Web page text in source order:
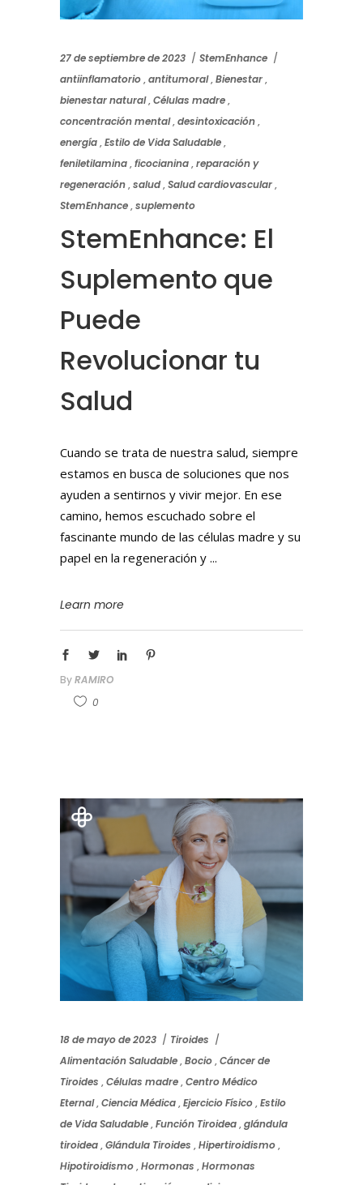
27 de septiembre de 2023
StemEnhance
antiinflamatorio,antitumoral,Bienestar,
bienestar natural,Células madre,
concentración mental,desintoxicación,
energía,Estilo de Vida Saludable,
feniletilamina,ficocianina,reparación y
regeneración,salud,Salud cardiovascular,
StemEnhance,suplemento
StemEnhance: El
Suplemento que
Puede
Revolucionar tu
Salud
Cuando se trata de nuestra salud, siempre
estamos en busca de soluciones que nos
ayuden a sentirnos y vivir mejor. En ese
camino, hemos escuchado sobre el
fascinante mundo de las células madre y su
papel en la regeneración y
Learn more
ByRAMIRO
0
18 de mayo de 2023
Tiroides
Alimentación Saludable,Bocio,Cáncer de
Tiroides ,Células madre,Centro Médico
Eternal,Ciencia Médica,Ejercicio Físico,Estilo
de Vida Saludable,Función Tiroidea,glándula
tiroidea,Glándula Tiroides ,Hipertiroidismo,
Hipotiroidismo,Hormonas ,Hormonas